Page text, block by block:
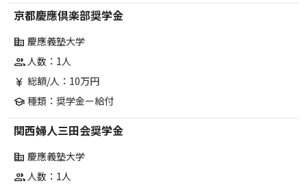
京都慶應倶楽部奨学金
corporate_fare 慶應義塾大学
group 人数：1人
currency_yen 総額/人：10万円
school 種類：奨学金ー給付
関西婦人三田会奨学金
corporate_fare 慶應義塾大学
group 人数：1人